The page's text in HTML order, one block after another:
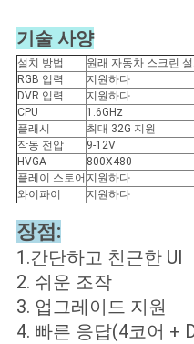
기술 사양
설치 방법 원래 자동차 스크린 설
RGB 입력
지원하다
DVR 입력
지원하다
CPU
1.6GHz
플래시
최대 32G 지원
작동 전압
9-12V
HVGA
800X480
플레이 스토어 지원하다
와이파이
지원하다
장점:
1.간단하고 친근한 UI
2. 쉬운 조작
3. 업그레이드 지원
4. 빠른 응답(4코어 +